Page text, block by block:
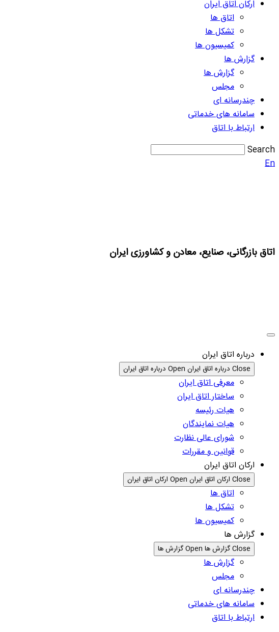
ارکان اتاق ایران
اتاق ها
تشکل ها
کمیسیون ها
گزارش ها
گزارش ها
مجلس
چندرسانه ای
سامانه های خدماتی
ارتباط با اتاق
Search
En
اتاق بازرگانی، صنایع، معادن و کشاورزی ایران
درباره اتاق ایران
Close درباره اتاق ایران Open درباره اتاق ایران
معرفی اتاق ایران
ساختار اتاق ایران
هیات رئیسه
هیات نمایندگان
شورای عالی نظارت
قوانین و مقررات
ارکان اتاق ایران
Close ارکان اتاق ایران Open ارکان اتاق ایران
اتاق ها
تشکل ها
کمیسیون ها
گزارش ها
Close گزارش ها Open گزارش ها
گزارش ها
مجلس
چندرسانه ای
سامانه های خدماتی
ارتباط با اتاق